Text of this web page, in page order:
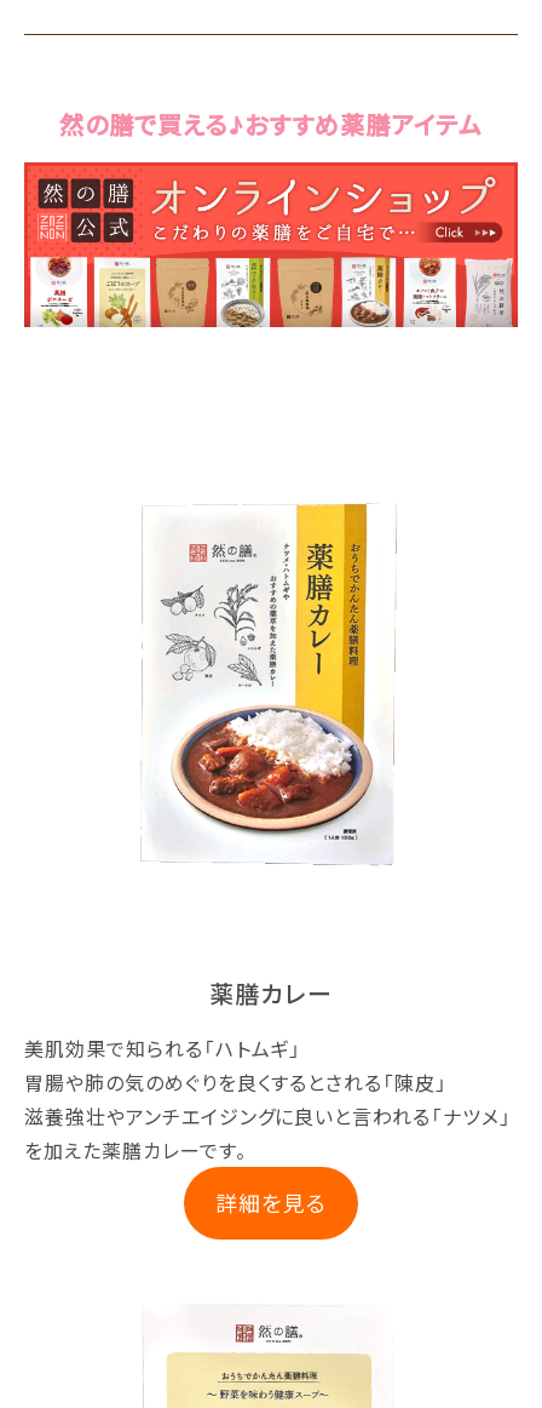
然の膳で買える♪おすすめ薬膳アイテム
薬膳カレー
美肌効果で知られる「ハトムギ」
胃腸や肺の気のめぐりを良くするとされる「陳皮」
滋養強壮やアンチエイジングに良いと言われる「ナツメ」
を加えた薬膳カレーです。
詳細を見る